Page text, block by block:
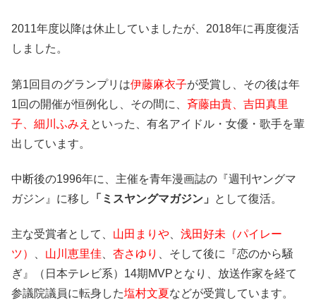
2011年度以降は休止していましたが、2018年に再度復活
しました。
第1回目のグランプリは伊藤麻衣子が受賞し、その後は年
1回の開催が恒例化し、その間に、 斉藤由貴、吉田真里
子、細川ふみえ といった、有名アイドル・女優・歌手を輩
出しています。
中断後の1996年に、主催を青年漫画誌の『週刊ヤングマ
ガジン』に移し
「ミスヤングマガジン」 として復活。
主な受賞者として、 山田まりや、 浅田好未 （パイレー
ツ）
、 山川恵里佳、 杏さゆり 、そして後に『恋のから騒
ぎ』（日本テレビ系）14期MVPとなり、放送作家を経て
参議院議員に転身した塩村文夏 などが受賞しています。